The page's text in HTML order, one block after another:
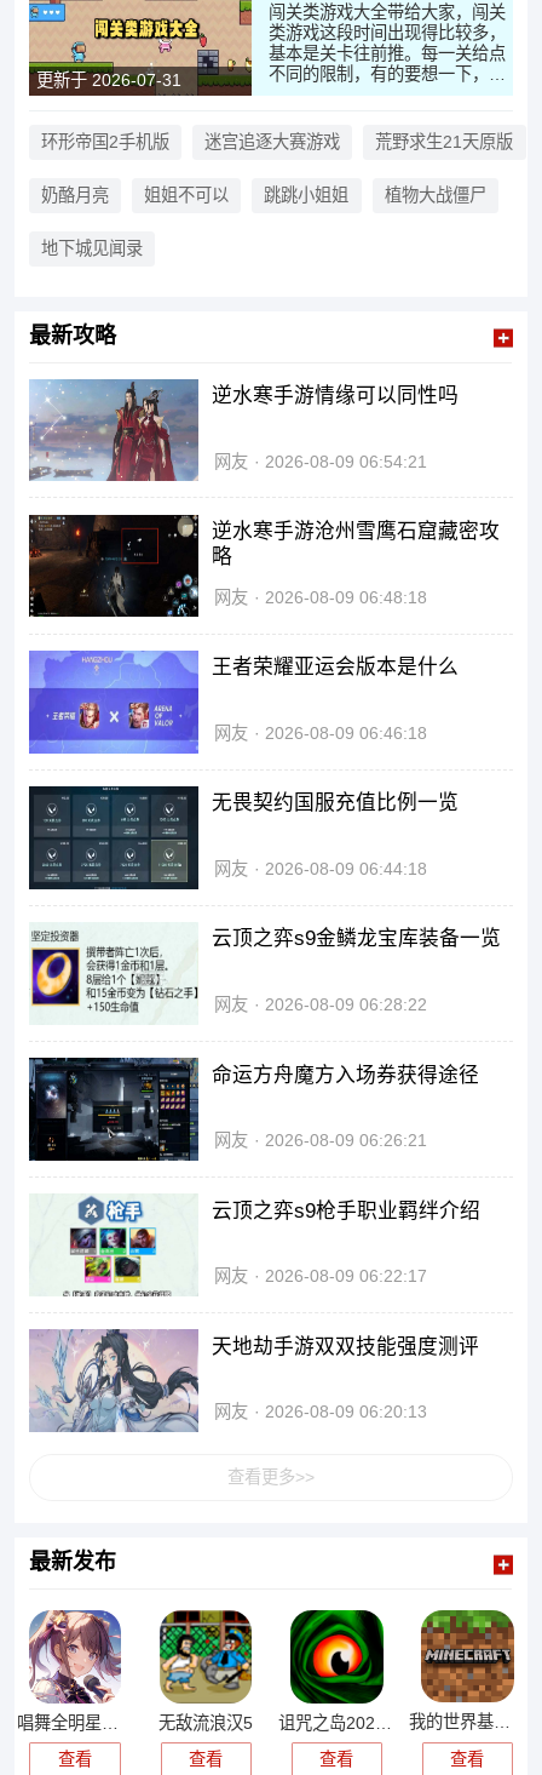
更新于 2026-07-31
闯关类游戏大全带给大家，闯关
类游戏这段时间出现得比较多，
基本是关卡往前推。每一关给点
不同的限制，有的要想一下，有
的拼反应，节奏不一样。操作不
换得勤，一关一套，看着不会太
重复。这种游戏断着玩也行，坐
慢慢往上加的，前面简单，后面
环形帝国2手机版 迷宫追逐大赛游戏 荒野求生21天原版
奶酪月亮 姐姐不可以 跳跳小姐姐 植物大战僵尸
地下城见闻录
最新攻略
逆水寒手游情缘可以同性吗
网友 2026-08-09 06:54:21
逆水寒手游沧州雪鹰石窟藏密攻
略
网友 2026-08-09 06:48:18
王者荣耀亚运会版本是什么
网友 2026-08-09 06:46:18
无畏契约国服充值比例一览
网友 2026-08-09 06:44:18
云顶之弈s9金鳞龙宝库装备一览
网友 2026-08-09 06:28:22
命运方舟魔方入场券获得途径
网友 2026-08-09 06:26:21
云顶之弈s9枪手职业羁绊介绍
网友 2026-08-09 06:22:17
天地劫手游双双技能强度测评
网友 2026-08-09 06:20:13
查看更多>>
最新发布
查看
无敌流浪汉5
查看
查看
我的世界基岩版
查看